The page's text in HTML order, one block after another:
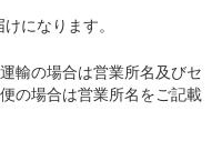
になります。
輸の場合は営業所名及びセ
の場合は営業所名をご記載